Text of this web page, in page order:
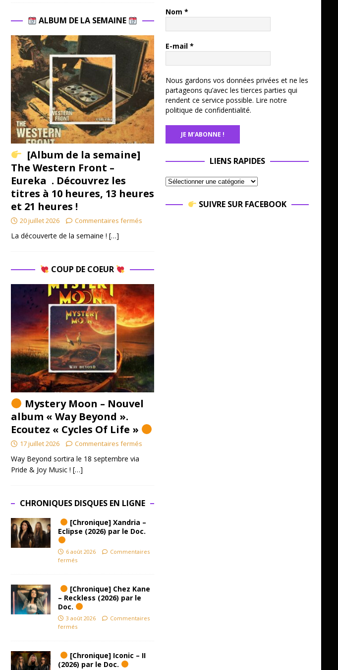
ALBUM DE LA SEMAINE
[Album de la semaine]
The Western Front –
Eureka . Découvrez les
titres à 10 heures, 13 heures
et 21 heures !
20 juillet 2026 Commentaires fermés
La découverte de la semaine ! […]
COUP DE COEUR
Mystery Moon – Nouvel
album « Way Beyond ».
Ecoutez « Cycles Of Life »
17 juillet 2026 Commentaires fermés
Way Beyond sortira le 18 septembre via
Pride & Joy Music ! […]
CHRONIQUES DISQUES EN LIGNE
[Chronique] Xandria –
Eclipse (2026) par le Doc.
6 août 2026
Commentaires
fermés
[Chronique] Chez Kane
– Reckless (2026) par le
Doc.
3 août 2026
Commentaires
fermés
[Chronique] Iconic – II
(2026) par le Doc.
Nom *
E-mail *
Nous gardons vos données privées et ne les
partageons qu’avec les tierces parties qui
rendent ce service possible. Lire notre
politique de confidentialité.
LIENS RAPIDES
SUIVRE SUR FACEBOOK